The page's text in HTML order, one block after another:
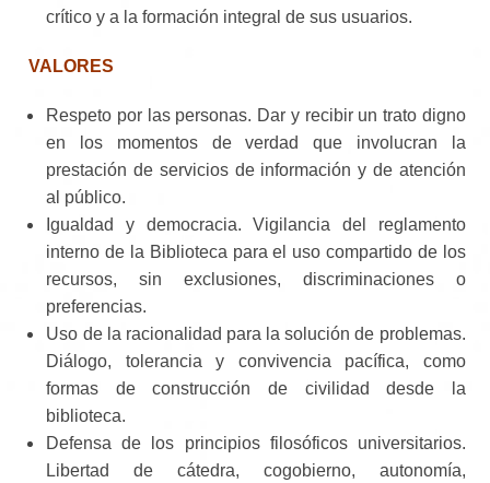
crítico y a la formación integral de sus usuarios.
VALORES
Respeto por las personas. Dar y recibir un trato digno
en los momentos de verdad que involucran la
prestación de servicios de información y de atención
al público.
Igualdad y democracia. Vigilancia del reglamento
interno de la Biblioteca para el uso compartido de los
recursos, sin exclusiones, discriminaciones o
preferencias.
Uso de la racionalidad para la solución de problemas.
Diálogo, tolerancia y convivencia pacífica, como
formas de construcción de civilidad desde la
biblioteca.
Defensa de los principios filosóficos universitarios.
Libertad de cátedra, cogobierno, autonomía,